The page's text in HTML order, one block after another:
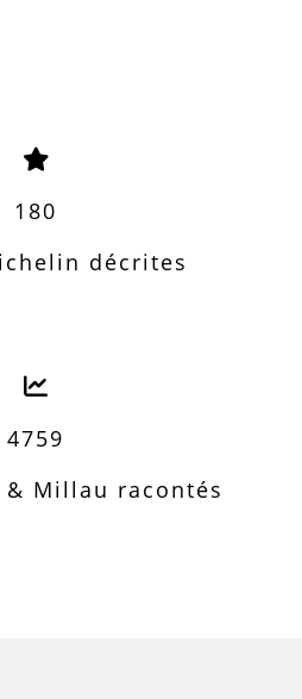
180
décrites
4759
Millau racontés